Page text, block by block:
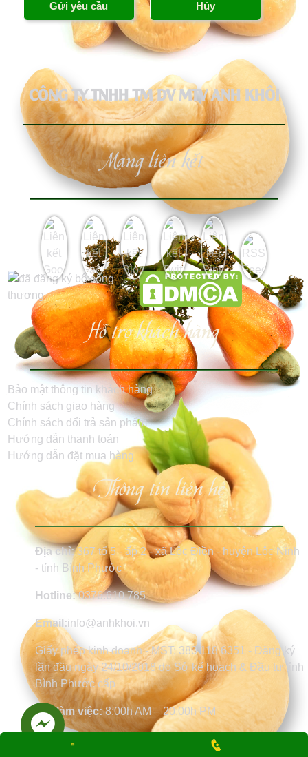
CÔNG TY TNHH TM DV MTV ANH KHÔI
Mạng liên kết
Hỗ trợ khách hàng
Bảo mật thông tin khách hàng
Chính sách giao hàng
Chính sách đổi trả sản phẩm
Hướng dẫn thanh toán
Hướng dẫn đặt mua hàng
Thông tin liên hệ
Địa chỉ:367 tổ 5 - ấp 2 - xã Lộc Điền - huyện Lộc Ninh
- tỉnh Bình Phước
Hotline: 0376.610.785
Email:info@anhkhoi.vn
Giấy phép kinh doanh - MST: 380 118 6351 - Đăng ký
lần đầu ngày 24/10/2018 do Sở kế hoạch & Đầu tư tỉnh
Bình Phước cấp
Giờ làm việc:8:00h AM – 20:00h PM